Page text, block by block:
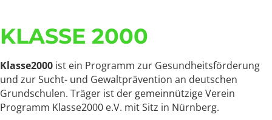
KLASSE 2000
Klasse2000 ist ein Programm zur Gesundheitsförderung
und zur Sucht- und Gewaltprävention an deutschen
Grundschulen. Träger ist der gemeinnützige Verein
Programm Klasse2000 e.V. mit Sitz in Nürnberg.